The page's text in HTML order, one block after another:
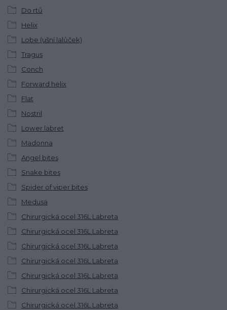
Do rtů
Helix
Lobe (ušní lalůček)
Tragus
Conch
Forward helix
Flat
Nostril
Lower labret
Madonna
Angel bites
Snake bites
Spider of viper bites
Medusa
Chirurgická ocel 316L Labreta
Chirurgická ocel 316L Labreta
Chirurgická ocel 316L Labreta
Chirurgická ocel 316L Labreta
Chirurgická ocel 316L Labreta
Chirurgická ocel 316L Labreta
Chirurgická ocel 316L Labreta